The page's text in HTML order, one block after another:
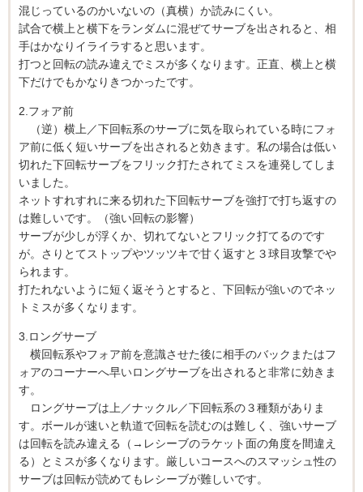
混じっているのかいないの（真横）か読みにくい。
試合で横上と横下をランダムに混ぜてサーブを出されると、相
手はかなりイライラすると思います。
打つと回転の読み違えでミスが多くなります。正直、横上と横
下だけでもかなりきつかったです。
2.フォア前
（逆）横上／下回転系のサーブに気を取られている時にフォ
ア前に低く短いサーブを出されると効きます。私の場合は低い
切れた下回転サーブをフリック打たされてミスを連発してしま
いました。
ネットすれすれに来る切れた下回転サーブを強打で打ち返すの
は難しいです。（強い回転の影響）
サーブが少しが浮くか、切れてないとフリック打てるのです
が。さりとてストップやツッツキで甘く返すと３球目攻撃でや
られます。
打たれないように短く返そうとすると、下回転が強いのでネッ
トミスが多くなります。
3.ロングサーブ
横回転系やフォア前を意識させた後に相手のバックまたはフ
ォアのコーナーへ早いロングサーブを出されると非常に効きま
す。
ロングサーブは上／ナックル／下回転系の３種類がありま
す。ボールが速いと軌道で回転を読むのは難しく、強いサーブ
は回転を読み違える（→レシーブのラケット面の角度を間違え
る）とミスが多くなります。厳しいコースへのスマッシュ性の
サーブは回転が読めてもレシーブが難しいです。